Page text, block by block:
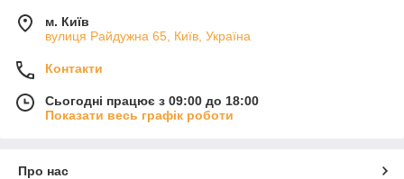
м. Київ
вулиця Райдужна 65, Київ, Україна
Контакти
Сьогодні працює з 09:00 до 18:00
Показати весь графік роботи
Про нас